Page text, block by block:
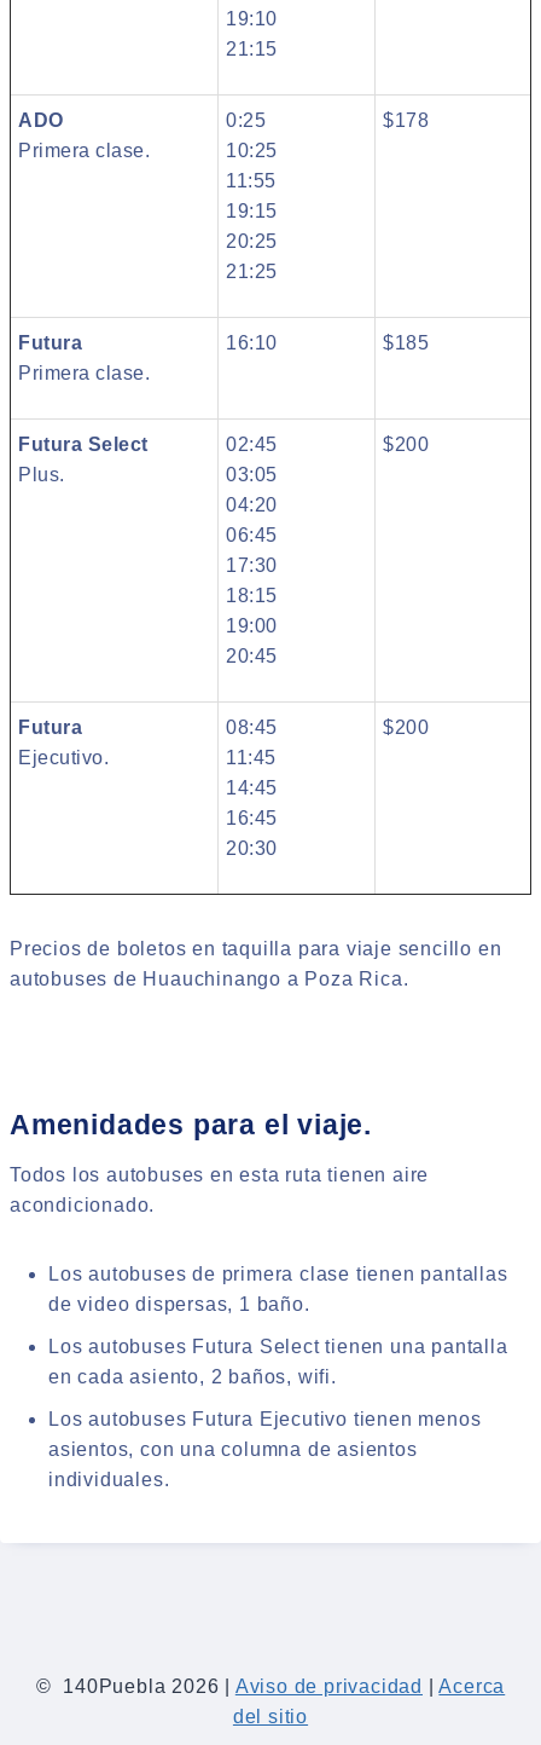
19:10
21:15
ADO
Primera clase.
0:25
10:25
11:55
19:15
20:25
21:25
$178
Futura
Primera clase.
16:10 $185
Futura Select
Plus.
02:45
03:05
04:20
06:45
17:30
18:15
19:00
20:45
$200
Futura
Ejecutivo.
08:45
11:45
14:45
16:45
20:30
$200
Precios de boletos en taquilla para viaje sencillo en
autobuses de Huauchinango a Poza Rica.
Amenidades para el viaje.
Todos los autobuses en esta ruta tienen aire
acondicionado.
Los autobuses de primera clase tienen pantallas
de video dispersas, 1 baño.
Los autobuses Futura Select tienen una pantalla
en cada asiento, 2 baños, wifi.
Los autobuses Futura Ejecutivo tienen menos
asientos, con una columna de asientos
individuales.
© 140Puebla 2026 | Aviso de privacidad |Acerca
del sitio